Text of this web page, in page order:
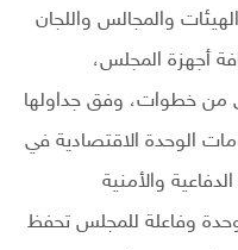
الهيئات والمجالس واللجان
أجهزة المجلس،
من خطوات، وفق جداولها
الوحدة الاقتصادية في
والأمنية
وفاعلة للمجلس تحفظ